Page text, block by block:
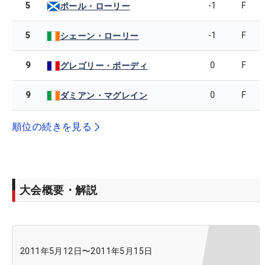
5 ポール・ローリー -1 F
5 シェーン・ローリー -1 F
9 グレゴリー・ボーディ 0 F
9 ダミアン・マグレイン 0 F
順位の続きを見る
大会概要・解説
2011年5月12日〜2011年5月15日